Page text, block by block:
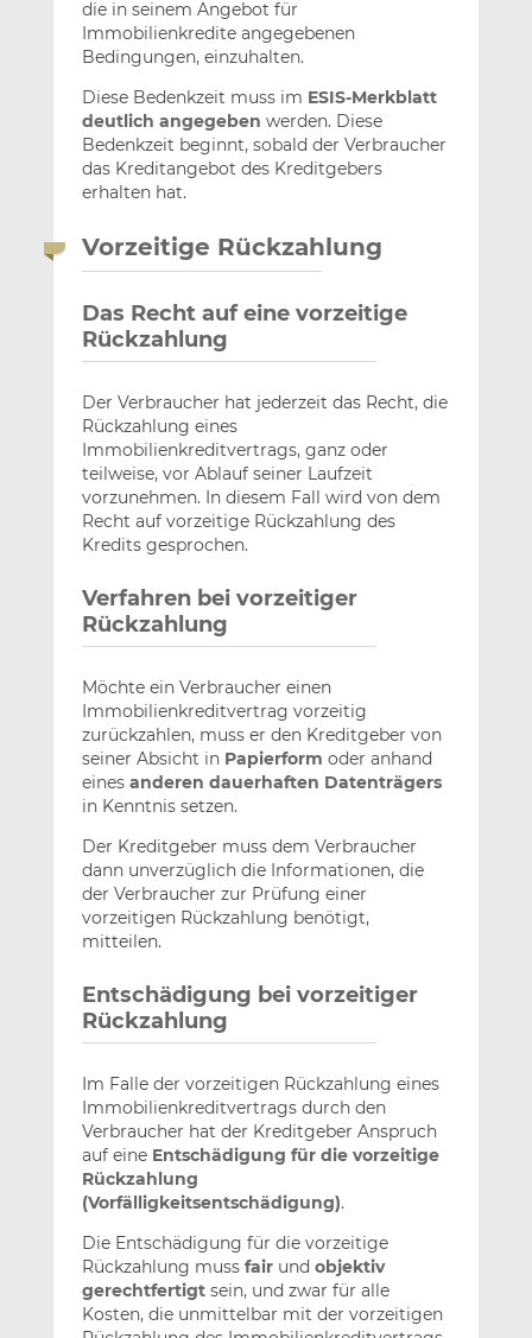
die in seinem Angebot für
Immobilienkredite angegebenen
Bedingungen, einzuhalten.
Diese Bedenkzeit muss im ESIS-Merkblatt
deutlich angegeben werden. Diese
Bedenkzeit beginnt, sobald der Verbraucher
das Kreditangebot des Kreditgebers
erhalten hat.
Vorzeitige Rückzahlung
Das Recht auf eine vorzeitige
Rückzahlung
Der Verbraucher hat jederzeit das Recht, die
Rückzahlung eines
Immobilienkreditvertrags, ganz oder
teilweise, vor Ablauf seiner Laufzeit
vorzunehmen. In diesem Fall wird von dem
Recht auf vorzeitige Rückzahlung des
Kredits gesprochen.
Verfahren bei vorzeitiger
Rückzahlung
Möchte ein Verbraucher einen
Immobilienkreditvertrag vorzeitig
zurückzahlen, muss er den Kreditgeber von
seiner Absicht in Papierform oder anhand
eines anderen dauerhaften Datenträgers
in Kenntnis setzen.
Der Kreditgeber muss dem Verbraucher
dann unverzüglich die Informationen, die
der Verbraucher zur Prüfung einer
vorzeitigen Rückzahlung benötigt,
mitteilen.
Entschädigung bei vorzeitiger
Rückzahlung
Im Falle der vorzeitigen Rückzahlung eines
Immobilienkreditvertrags durch den
Verbraucher hat der Kreditgeber Anspruch
auf eine Entschädigung für die vorzeitige
Rückzahlung
(Vorfälligkeitsentschädigung).
Die Entschädigung für die vorzeitige
Rückzahlung muss fairund objektiv
gerechtfertigtsein, und zwar für alle
Kosten, die unmittelbar mit der vorzeitigen